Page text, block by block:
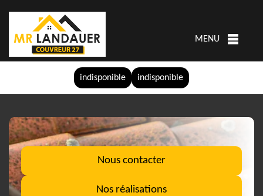
indisponible indisponible
MENU
Nous contacter
Nos réalisations